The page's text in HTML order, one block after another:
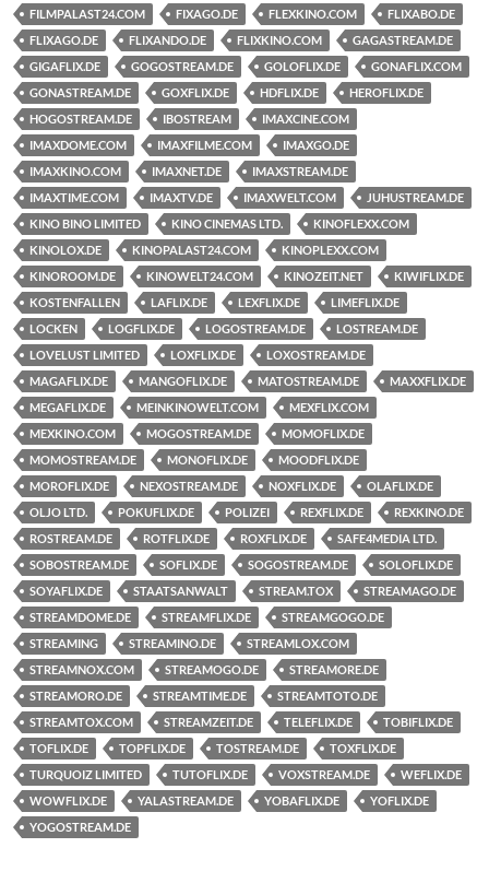
FILMPALAST24.COM
FIXAGO.DE FLEXKINO.COM
FLIXABO.DE
FLIXAGO.DE
FLIXANDO.DE FLIXKINO.COM
GAGASTREAM.DE
GIGAFLIX.DE
GOGOSTREAM.DE GOLOFLIX.DE
GONAFLIX.COM
GONASTREAM.DE
GOXFLIX.DE HDFLIX.DE
HEROFLIX.DE
HOGOSTREAM.DE
IBOSTREAM
IMAXCINE.COM
IMAXDOME.COM
IMAXFILME.COM
IMAXGO.DE
IMAXKINO.COM
IMAXNET.DE
IMAXSTREAM.DE
IMAXTIME.COM
IMAXTV.DE IMAXWELT.COM
JUHUSTREAM.DE
KINO BINO LIMITED
KINO CINEMAS LTD.
KINOFLEXX.COM
KINOLOX.DE
KINOPALAST24.COM
KINOPLEXX.COM
KINOROOM.DE
KINOWELT24.COM KINOZEIT.NET
KIWIFLIX.DE
KOSTENFALLEN
LAFLIX.DE LEXFLIX.DE
LIMEFLIX.DE
LOCKEN
LOGFLIX.DE LOGOSTREAM.DE
LOSTREAM.DE
LOVELUST LIMITED
LOXFLIX.DE
LOXOSTREAM.DE
MAGAFLIX.DE
MANGOFLIX.DE MATOSTREAM.DE
MAXXFLIX.DE
MEGAFLIX.DE
MEINKINOWELT.COM
MEXFLIX.COM
MEXKINO.COM
MOGOSTREAM.DE
MOMOFLIX.DE
MOMOSTREAM.DE
MONOFLIX.DE
MOODFLIX.DE
MOROFLIX.DE
NEXOSTREAM.DE NOXFLIX.DE
OLAFLIX.DE
OLJO LTD.
POKUFLIX.DE POLIZEI REXFLIX.DE
REXKINO.DE
ROSTREAM.DE
ROTFLIX.DE ROXFLIX.DE
SAFE4MEDIA LTD.
SOBOSTREAM.DE
SOFLIX.DE SOGOSTREAM.DE
SOLOFLIX.DE
SOYAFLIX.DE
STAATSANWALT STREAM.TOX
STREAMAGO.DE
STREAMDOME.DE
STREAMFLIX.DE
STREAMGOGO.DE
STREAMING
STREAMINO.DE
STREAMLOX.COM
STREAMNOX.COM
STREAMOGO.DE
STREAMORE.DE
STREAMORO.DE
STREAMTIME.DE
STREAMTOTO.DE
STREAMTOX.COM
STREAMZEIT.DE TELEFLIX.DE
TOBIFLIX.DE
TOFLIX.DE
TOPFLIX.DE TOSTREAM.DE
TOXFLIX.DE
TURQUOIZ LIMITED
TUTOFLIX.DE VOXSTREAM.DE
WEFLIX.DE
WOWFLIX.DE
YALASTREAM.DE YOBAFLIX.DE
YOFLIX.DE
YOGOSTREAM.DE